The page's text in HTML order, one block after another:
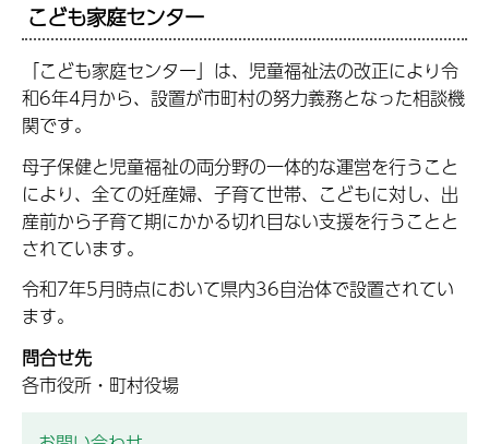
こども家庭センター
「こども家庭センター」は、児童福祉法の改正により令
和6年4月から、設置が市町村の努力義務となった相談機
関です。
母子保健と児童福祉の両分野の一体的な運営を行うこと
により、全ての妊産婦、子育て世帯、こどもに対し、出
産前から子育て期にかかる切れ目ない支援を行うことと
されています。
令和7年5月時点において県内36自治体で設置されてい
ます。
問合せ先
各市役所・町村役場